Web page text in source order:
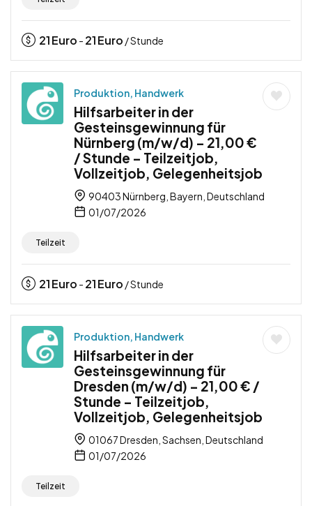
21Euro - 21Euro / Stunde
Produktion, Handwerk
Hilfsarbeiter in der
Gesteinsgewinnung für
Nürnberg (m/w/d) – 21,00 €
/ Stunde – Teilzeitjob,
Vollzeitjob, Gelegenheitsjob
90403 Nürnberg, Bayern, Deutschland
01/07/2026
Teilzeit
21Euro - 21Euro / Stunde
Produktion, Handwerk
Hilfsarbeiter in der
Gesteinsgewinnung für
Dresden (m/w/d) – 21,00 € /
Stunde – Teilzeitjob,
Vollzeitjob, Gelegenheitsjob
01067 Dresden, Sachsen, Deutschland
01/07/2026
Teilzeit